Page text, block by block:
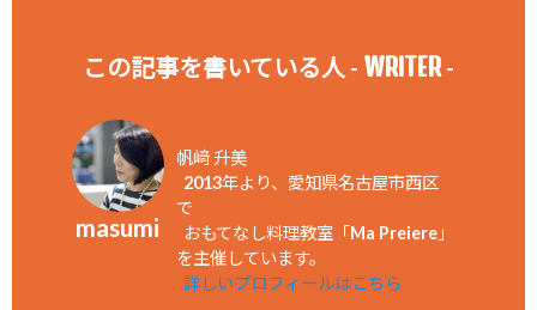
この記事を書いている人 - WRITER-
masumi
帆﨑 升美
2013年より、愛知県名古屋市西区
で
おもてなし料理教室「Ma Preiere」
を主催しています。
詳しいプロフィールはこちら